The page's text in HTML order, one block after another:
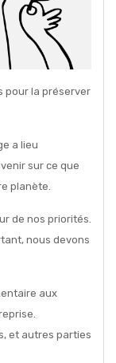
pour la préserver
a lieu
sur ce que
planète.
de nos priorités.
nous devons
aux
et autres parties